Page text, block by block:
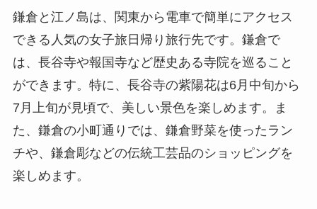
鎌倉と江ノ島は、関東から電車で簡単にアクセス
できる人気の女子旅日帰り旅行先です。鎌倉で
は、長谷寺や報国寺など歴史ある寺院を巡ること
ができます。特に、長谷寺の紫陽花は6月中旬から
7月上旬が見頃で、美しい景色を楽しめます。ま
た、鎌倉の小町通りでは、鎌倉野菜を使ったラン
チや、鎌倉彫などの伝統工芸品のショッピングを
楽しめます。